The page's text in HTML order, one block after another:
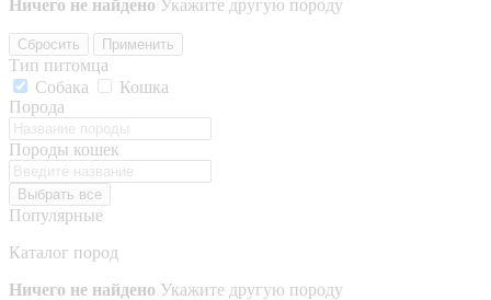
Ничего не найдено Укажите другую породу
Сбросить Применить
Тип питомца
Собака
Кошка
Порода
Породы кошек
Выбрать все
Популярные
Каталог пород
Ничего не найдено Укажите другую породу